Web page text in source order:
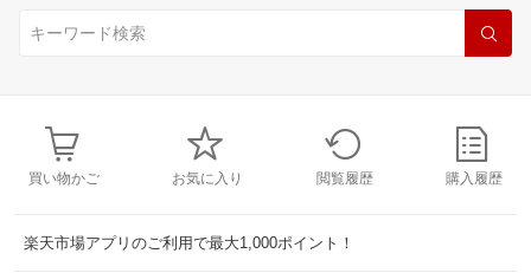
買い物かご お気に入り 閲覧履歴 購入履歴
楽天市場アプリのご利用で最大1,000ポイント！